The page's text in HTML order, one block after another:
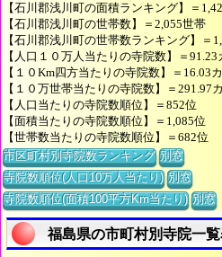
【石川郡浅川町の面積ランキング】＝
【石川郡浅川町の世帯数】＝2,055世帯
【石川郡浅川町の世帯数ランキング】＝
【人口１０万人当たりの寺院数】＝91.23
【１０Km四方当たりの寺院数】＝16.03
【１０万世帯当たりの寺院数】＝291.97
【人口当たりの寺院数順位】＝852位
【面積当たりの寺院数順位】＝1,085位
【世帯数当たりの寺院数順位】＝682位
市区町村別寺院数ランキング 別窓
寺院数順位(人口10万人当たり) 別窓
寺院数順位(面積100平方Km当たり) 別窓
福島県の市町村別寺院一覧